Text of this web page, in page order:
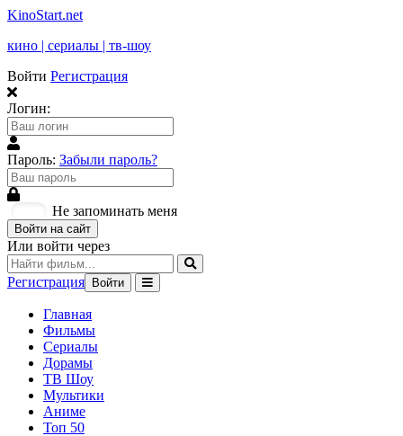
KinoStart.net
кино | сериалы | тв-шоу
Войти Регистрация
Логин:
Пароль: Забыли пароль?
Не запоминать меня
Войти на сайт
Или войти через
Регистрация Войти
Главная
Фильмы
Сериалы
Дорамы
ТВ Шоу
Мультики
Аниме
Топ 50